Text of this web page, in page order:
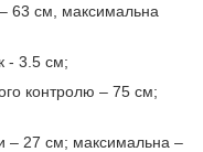
– 63 см, максимальна
- 3.5 см;
контролю – 75 см;
– 27 см; максимальна –